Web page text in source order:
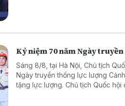
Kỷ niệm 70 năm Ngày
Sáng 8/8, tại Hà Nội, Chủ tịch
Ngày truyền thống lực lượng
tặng lực lượng. Chủ tịch Quốc